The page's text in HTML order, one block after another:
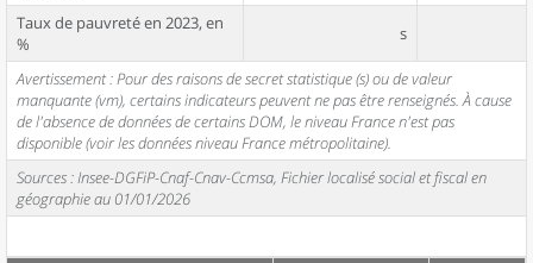
Taux de pauvreté en 2023, en
%
s
Avertissement : Pour des raisons de secret statistique (s) ou de valeur
manquante (vm), certains indicateurs peuvent ne pas être renseignés. À cause
de l'absence de données de certains DOM, le niveau France n'est pas
disponible (voir les données niveau France métropolitaine).
Sources : Insee-DGFiP-Cnaf-Cnav-Ccmsa, Fichier localisé social et fiscal en
géographie au 01/01/2026